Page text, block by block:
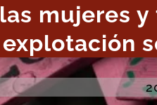
las mujeres
explotación